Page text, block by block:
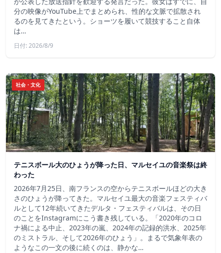
分の映像がYouTube上でまとめられ、性的な文脈で拡散され
るのを見てきたという。ショーツを履いて競技すること自体
は…
日付: 2026/8/9
社会・文化
テニスボール大のひょうが降った日、マルセイユの音楽祭は終
わった
2026年7月25日、南フランスの空からテニスボールほどの大き
さのひょうが降ってきた。マルセイユ最大の音楽フェスティバ
ルとして12年続いてきたデルタ・フェスティバルは、その日
のことをInstagramにこう書き残している。「2020年のコロ
ナ禍による中止、2023年の嵐、2024年の記録的洪水、2025年
のミストラル、そして2026年のひょう」。まるで気象年表の
ようなこの一文の後に続くのは、静かな…